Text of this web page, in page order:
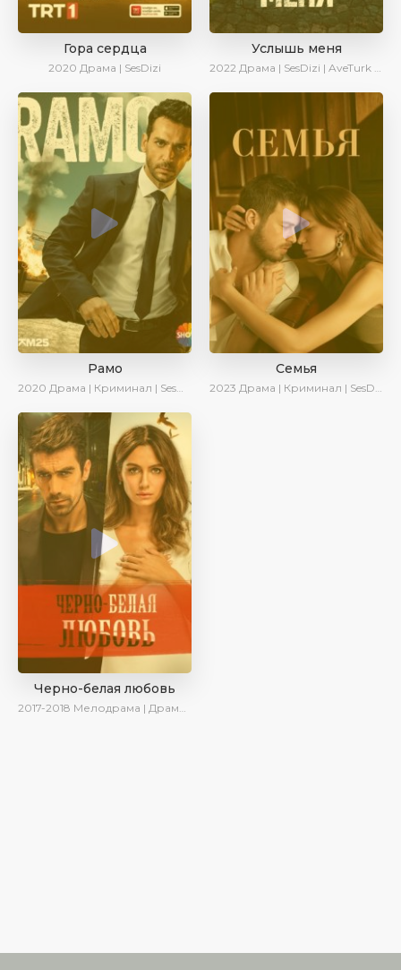
Гора сердца
2020 Драма | SesDizi
Услышь меня
2022 Драма | SesDizi | AveTurk | Turok1990
Рамо
2020 Драма | Криминал | SesDizi | Ирина Котова
Семья
2023 Драма | Криминал | SesDizi | Ирина Котова | AveTurk | Сериалы 2023
Черно-белая любовь
2017-2018 Мелодрама | Драма | Боевик | SesDizi